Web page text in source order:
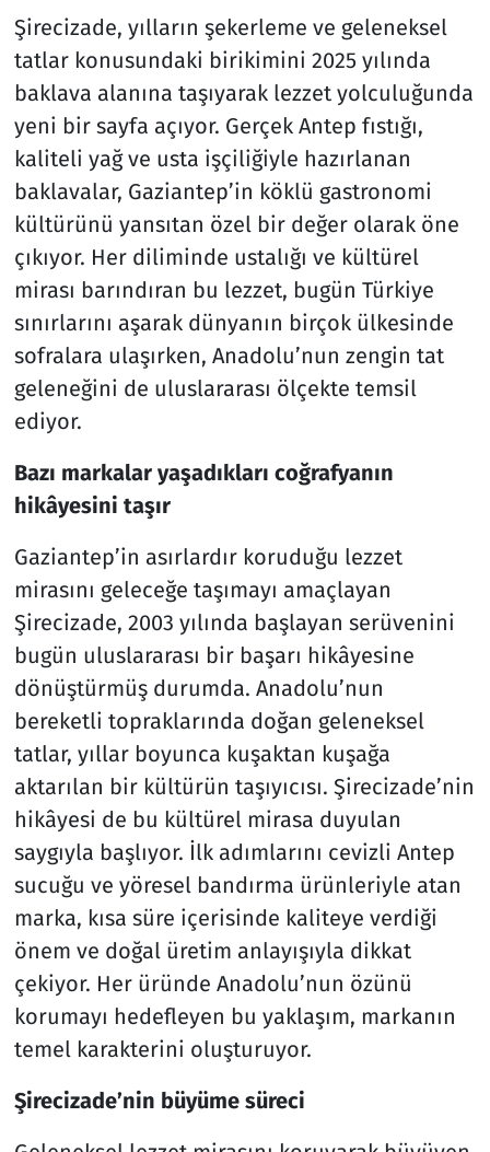
Şirecizade, yılların şekerleme ve geleneksel
tatlar konusundaki birikimini 2025 yılında
baklava alanına taşıyarak lezzet yolculuğunda
yeni bir sayfa açıyor. Gerçek Antep fıstığı,
kaliteli yağ ve usta işçiliğiyle hazırlanan
baklavalar, Gaziantep’in köklü gastronomi
kültürünü yansıtan özel bir değer olarak öne
çıkıyor. Her diliminde ustalığı ve kültürel
mirası barındıran bu lezzet, bugün Türkiye
sınırlarını aşarak dünyanın birçok ülkesinde
sofralara ulaşırken, Anadolu’nun zengin tat
geleneğini de uluslararası ölçekte temsil
ediyor.
Bazı markalar yaşadıkları coğrafyanın
hikâyesini taşır
Gaziantep’in asırlardır koruduğu lezzet
mirasını geleceğe taşımayı amaçlayan
Şirecizade, 2003 yılında başlayan serüvenini
bugün uluslararası bir başarı hikâyesine
dönüştürmüş durumda. Anadolu’nun
bereketli topraklarında doğan geleneksel
tatlar, yıllar boyunca kuşaktan kuşağa
aktarılan bir kültürün taşıyıcısı. Şirecizade’nin
hikâyesi de bu kültürel mirasa duyulan
saygıyla başlıyor. İlk adımlarını cevizli Antep
sucuğu ve yöresel bandırma ürünleriyle atan
marka, kısa süre içerisinde kaliteye verdiği
önem ve doğal üretim anlayışıyla dikkat
çekiyor. Her üründe Anadolu’nun özünü
korumayı hedefleyen bu yaklaşım, markanın
temel karakterini oluşturuyor.
Şirecizade’nin büyüme süreci